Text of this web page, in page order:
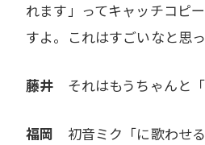
れます」ってキャッチコピ
すよ。これはすごいなと思っ
藤井 それはもうちゃんと「
福岡 初音ミク「に歌わせ